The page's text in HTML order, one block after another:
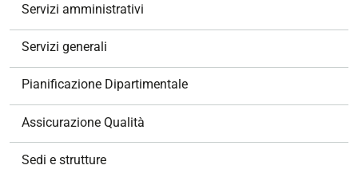
Servizi amministrativi
Servizi generali
Pianificazione Dipartimentale
Assicurazione Qualità
Sedi e strutture